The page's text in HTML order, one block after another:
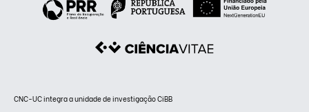
CNC-UC integra a unidade de investigação CiBB